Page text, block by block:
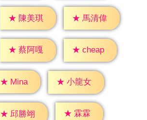
★ 陳美琪 ★ 馬清偉
★ 蔡阿嘎 ★ cheap
★ Mina ★ 小龍女
★ 邱勝翊 ★ 霖霖